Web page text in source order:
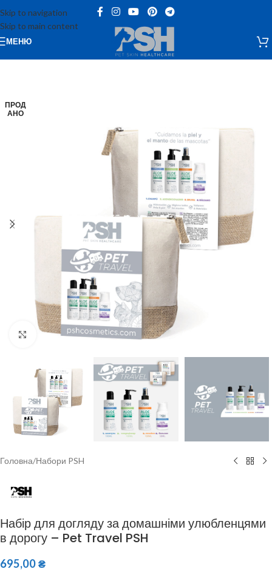
Skip to navigation
Skip to main content
МЕНЮ
ПРОД
АНО
Клацніть, щоб збільшити
Головна/Набори PSH
Набір для догляду за домашніми улюбленцями
в дорогу – Pet Travel PSH
695,00₴